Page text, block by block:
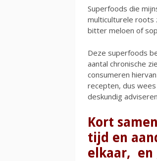
Superfoods die
multiculturele roots
bitter meloen of
Deze superfoods
aantal chronische
consumeren
recepten, dus
deskundig
Kort
tijd en
elkaar, en